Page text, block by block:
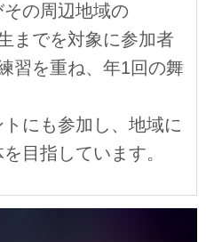
の周辺地域の
までを対象に参加者
習を重ね、年1回の舞
にも参加し、地域に
目指しています。